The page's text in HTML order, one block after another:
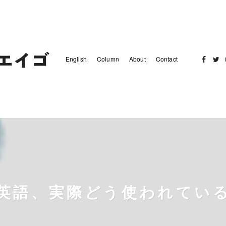
English Column About Contact
語、実際どう使われてい